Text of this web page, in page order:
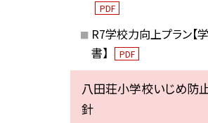
PDF
R7学校力向上プラン【
書】
PDF
八田荘小学校いじめ防
針